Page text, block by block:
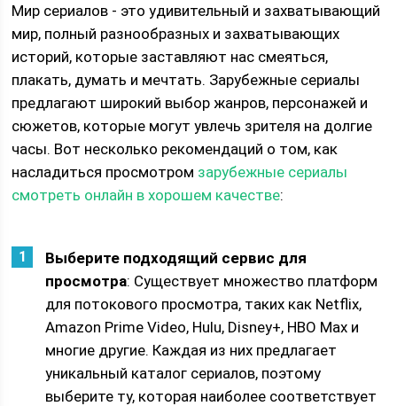
Мир сериалов - это удивительный и захватывающий
мир, полный разнообразных и захватывающих
историй, которые заставляют нас смеяться,
плакать, думать и мечтать. Зарубежные сериалы
предлагают широкий выбор жанров, персонажей и
сюжетов, которые могут увлечь зрителя на долгие
часы. Вот несколько рекомендаций о том, как
насладиться просмотром зарубежные сериалы
смотреть онлайн в хорошем качестве:
Выберите подходящий сервис для
просмотра: Существует множество платформ
для потокового просмотра, таких как Netflix,
Amazon Prime Video, Hulu, Disney+, HBO Max и
многие другие. Каждая из них предлагает
уникальный каталог сериалов, поэтому
выберите ту, которая наиболее соответствует